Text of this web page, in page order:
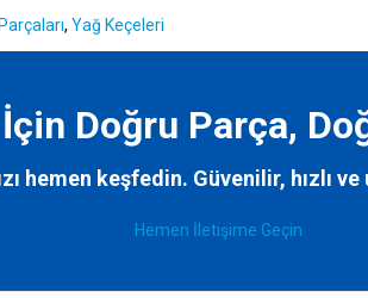
, Yağ Keçeleri
Doğru Parça,
hemen keşfedin. Güvenilir, hızlı
Hemen İletişime Geçin